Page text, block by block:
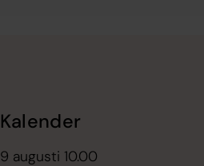
Kalender
9 augusti 10.00